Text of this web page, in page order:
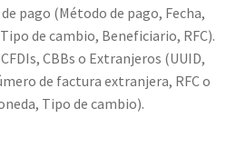
pago (Método de pago, Fecha,
de cambio, Beneficiario, RFC).
CBBs o Extranjeros (UUID,
de factura extranjera, RFC o
Tipo de cambio).